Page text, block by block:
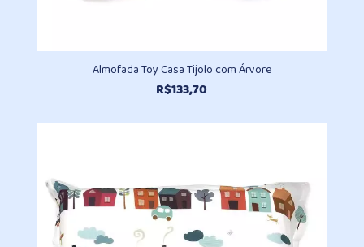
Almofada Toy Casa Tijolo com Árvore
R$133,70